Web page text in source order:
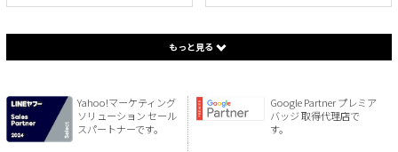
もっと見る
Yahoo!マーケティング
ソリューション セール
スパートナーです。
Google Partner プレミア
バッジ 取得代理店で
す。